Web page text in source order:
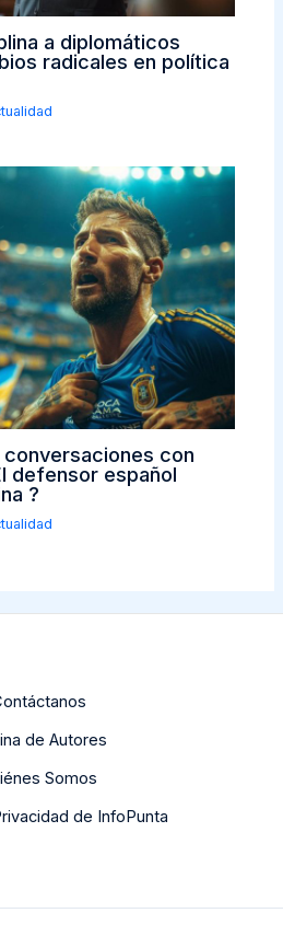
a diplomáticos
radicales en política
conversaciones con
defensor español
?
de Autores
Somos
de InfoPunta